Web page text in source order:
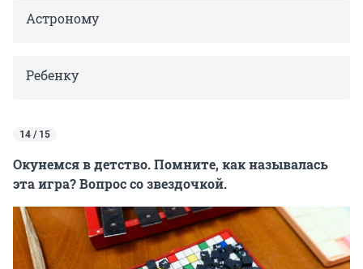
Астроному
Ребенку
14 / 15
Окунемся в детство. Помните, как называлась
эта игра? Вопрос со звездочкой.